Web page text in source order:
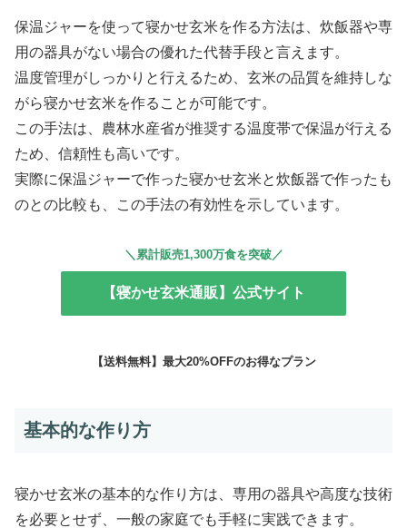
保温ジャーを使って寝かせ玄米を作る方法は、炊飯器や専
用の器具がない場合の優れた代替手段と言えます。
温度管理がしっかりと行えるため、玄米の品質を維持しな
がら寝かせ玄米を作ることが可能です。
この手法は、農林水産省が推奨する温度帯で保温が行える
ため、信頼性も高いです。
実際に保温ジャーで作った寝かせ玄米と炊飯器で作ったも
のとの比較も、この手法の有効性を示しています。
＼累計販売1,300万食を突破／
【寝かせ玄米通販】公式サイト
【送料無料】最大20%OFFのお得なプラン
基本的な作り方
寝かせ玄米の基本的な作り方は、専用の器具や高度な技術
を必要とせず、一般の家庭でも手軽に実践できます。